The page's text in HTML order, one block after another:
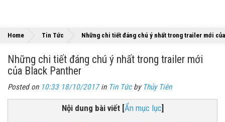
Home Tin Tức Những chi tiết đáng chú ý nhất trong trailer mới
Những chi tiết đáng chú ý nhất trong trailer mới
của Black Panther
Posted on 10:33 18/10/2017in Tin Tứcby Thủy Tiên
Nội dung bài viết[Ẩn mục lục]